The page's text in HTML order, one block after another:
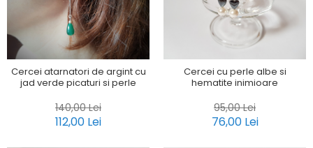
Cercei atarnatori de argint cu
jad verde picaturi si perle
140,00 Lei
112,00 Lei
Cercei cu perle albe si
hematite inimioare
95,00 Lei
76,00 Lei